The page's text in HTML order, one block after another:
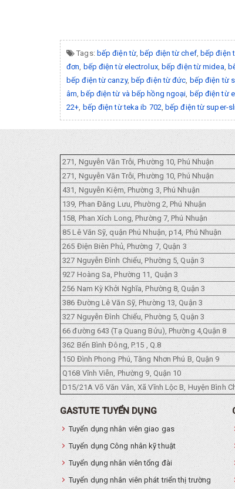
Tags: bếp điện từ,bếp điện từ chef, bếp điện
đơn bếp điện từ electrolux, bếp điện từ midea
bếp điện từ canzy, bếp điện từ đức bếp điện từ
âm ,bếp điện từ và bếp hồng ngoại bếp điện từ
22+ bếp điện từ teka ib 702 ,bếp điện từ super-
271, Nguyễn Văn Trỗi, Phường 10, Phú Nhuận
271, Nguyễn Văn Trỗi, Phường 10, Phú Nhuận
431, Nguyễn Kiệm, Phường 3, Phú Nhuận
139, Phan Đăng Lưu, Phường 2, Phú Nhuận
158, Phan Xích Long, Phường 7, Phú Nhuận
85 Lê Văn Sỹ, quận Phú Nhuận, p14, Phú Nhuận
265 Điện Biên Phủ, Phường 7, Quận 3
327 Nguyễn Đình Chiểu, Phường 5, Quận 3
927 Hoàng Sa, Phường 11, Quận 3
256 Nam Kỳ Khởi Nghĩa, Phường 8, Quận 3
386 Đường Lê Văn Sỹ, Phường 13, Quận 3
327 Nguyễn Đình Chiểu, Phường 5, Quận 3
66 đường 643 (Tạ Quang Bửu), Phường 4,Quận 8
362 Bến Bình Đông, P.15 , Q.8
150 Đình Phong Phú, Tăng Nhơn Phú B, Quận 9
Q168 Vĩnh Viễn, Phường 9, Quận 10
D15/21A Võ Văn Vân, Xã Vĩnh Lộc B, Huyện Bình
GASTUTE TUYỂN DỤNG
Tuyển dụng nhân viên giao gas
Tuyển dụng Công nhân kỹ thuật
Tuyển dụng nhân viên tổng đài
Tuyển dụng nhân viên phát triển thị trường